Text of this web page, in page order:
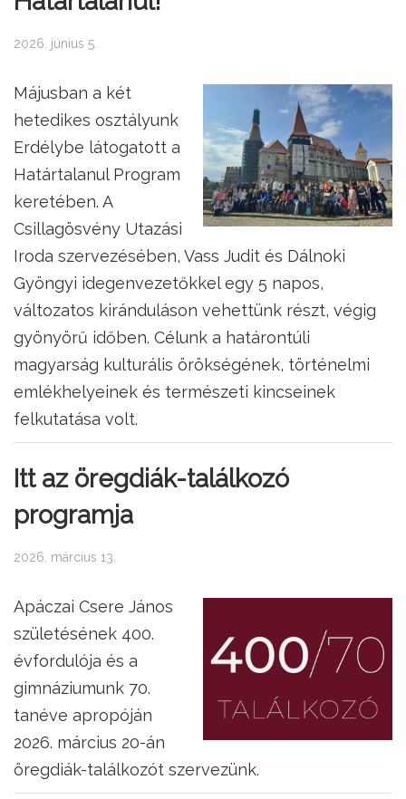
2026. június 5.
Májusban a két
hetedikes osztályunk
Erdélybe látogatott a
Határtalanul Program
keretében. A
Csillagösvény Utazási
Iroda szervezésében, Vass Judit és Dálnoki
Gyöngyi idegenvezetőkkel egy 5 napos,
változatos kiránduláson vehettünk részt, végig
gyönyörű időben. Célunk a határontúli
magyarság kulturális örökségének, történelmi
emlékhelyeinek és természeti kincseinek
felkutatása volt.
Itt az öregdiák-találkozó
programja
2026. március 13.
Apáczai Csere János
születésének 400.
évfordulója és a
gimnáziumunk 70.
tanéve apropóján
2026. március 20-án
öregdiák-találkozót szervezünk.